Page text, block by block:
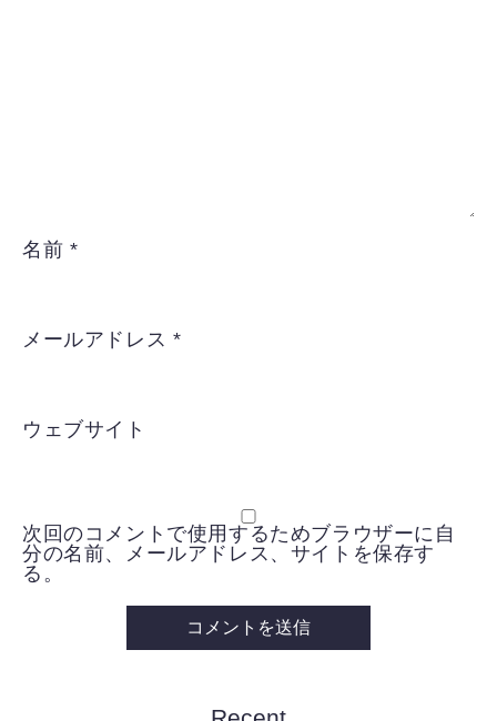
名前 *
メールアドレス *
ウェブサイト
次回のコメントで使用するためブラウザーに自
分の名前、メールアドレス、サイトを保存す
る。